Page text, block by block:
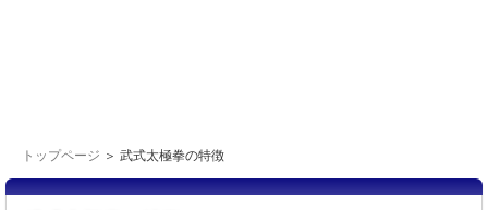
トップページ ＞ 武式太極拳の特徴